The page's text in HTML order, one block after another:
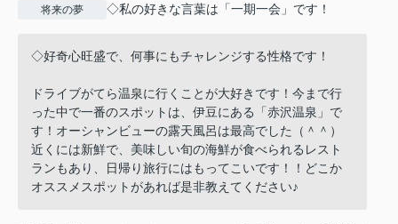
将来の夢 ◇私の好きな言葉は「一期一会」です！
◇好奇心旺盛で、何事にもチャレンジする性格です！
ドライブがてら温泉に行くことが大好きです！今まで行
った中で一番のスポットは、伊豆にある「赤沢温泉」で
す！オーシャンビューの露天風呂は最高でした（＾＾）
近くには新鮮で、美味しい旬の海鮮が食べられるレスト
ランもあり、日帰り旅行にはもってこいです！！どこか
オススメスポットがあれば是非教えてください♪